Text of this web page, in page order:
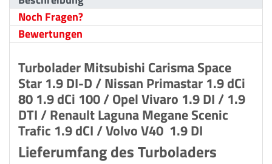
Noch Fragen?
Bewertungen
Turbolader Mitsubishi Carisma Space
Star 1.9 DI-D / Nissan Primastar 1.9 dCi
80 1.9 dCi 100 / Opel Vivaro 1.9 DI / 1.9
DTI / Renault Laguna Megane Scenic
Trafic 1.9 dCI / Volvo V40 1.9 DI
Lieferumfang des Turboladers